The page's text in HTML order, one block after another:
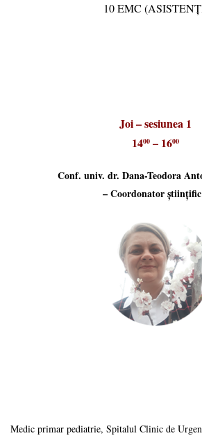
10 EMC
Joi – sesiunea 1
1400 – 1600
Conf. univ. dr. Dana-Teodora
– Coordonator
Medic primar pediatrie, Spitalul Clinic de